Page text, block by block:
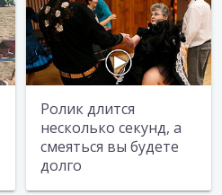
Ролик длится
несколько секунд, а
смеяться вы будете
долго